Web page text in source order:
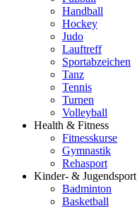
Handball
Hockey
Judo
Lauftreff
Sportabzeichen
Tanz
Tennis
Turnen
Volleyball
Health & Fitness
Fitnesskurse
Gymnastik
Rehasport
Kinder- & Jugendsport
Badminton
Basketball